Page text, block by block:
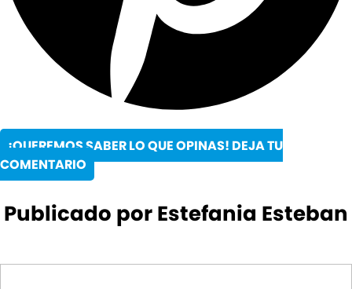
¡QUEREMOS SABER LO QUE OPINAS! DEJA TU
COMENTARIO
Publicado por Estefania Esteban